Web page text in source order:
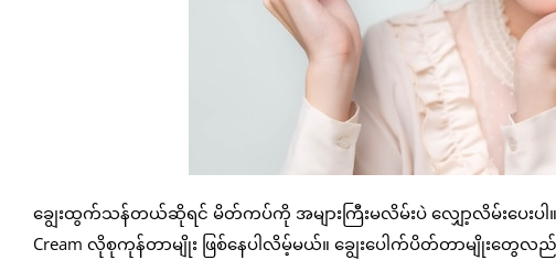
ချွေးထွက်သန်တယ်ဆိုရင် မိတ်ကပ်ကို အများကြီးမလိမ်းပဲ လျှော့လိမ်းပေး
Cream လိုစုကုန်တာမျိုး ဖြစ်နေပါလိမ့်မယ်။ ချွေးပေါက်ပိတ်တာမျိုးတွေလည်